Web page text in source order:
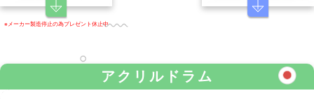
※メーカー製造停止の為プレゼント休止中
アクリルドラム